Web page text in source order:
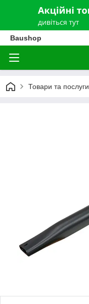
Baushop
Товари та послуги